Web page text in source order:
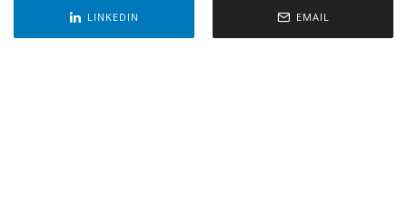
LINKEDIN EMAIL